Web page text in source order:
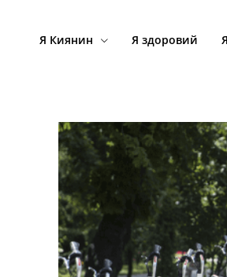
Я Киянин Я здоровий